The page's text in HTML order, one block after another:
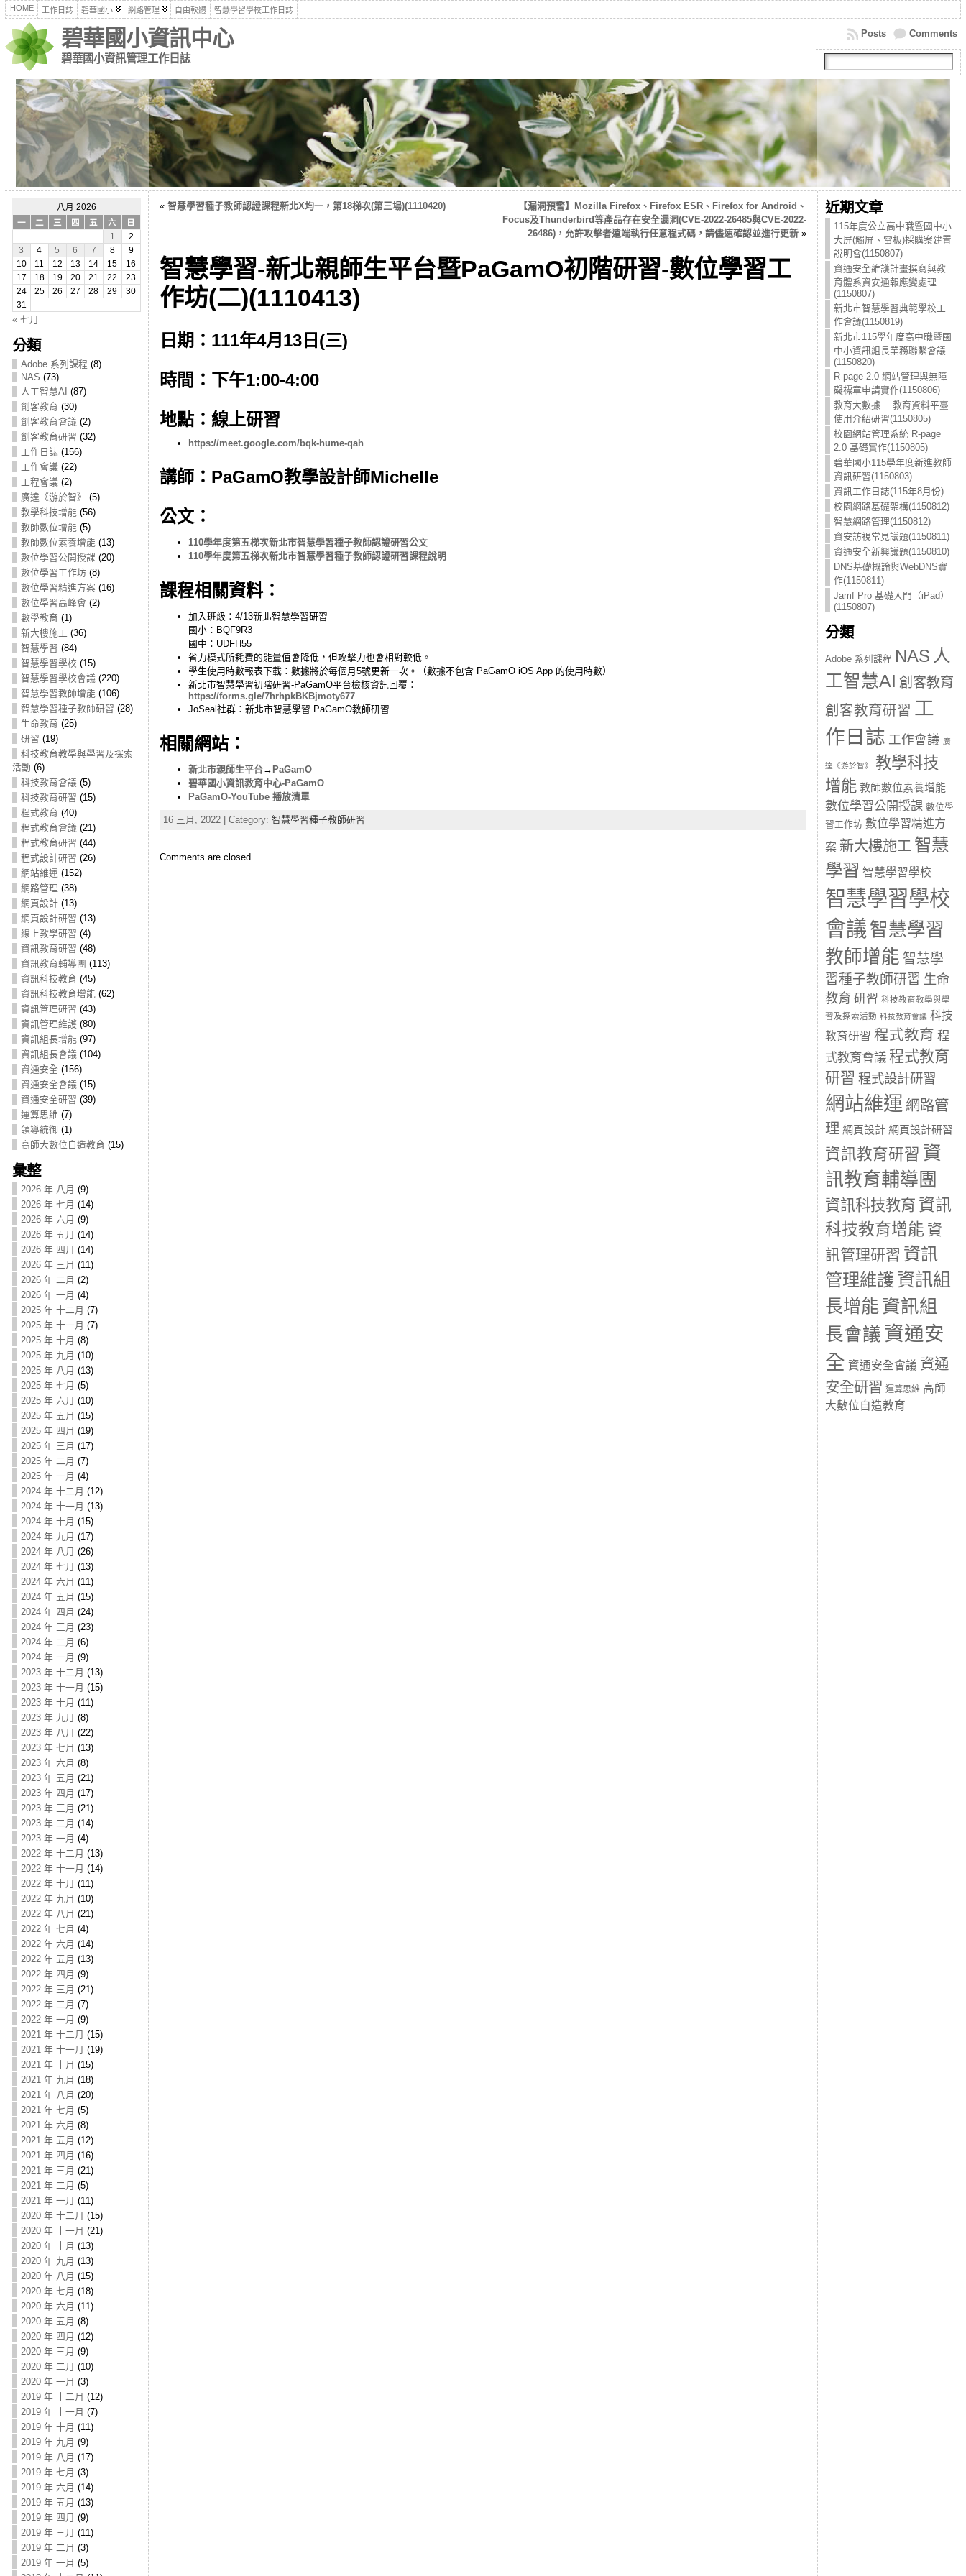
HOME 工作日誌 碧華國小 網路管理 自由軟體 智慧學習學校工作日誌
碧華國小資訊中心
碧華國小資訊管理工作日誌
Comments
Posts
八月 2026
一
二 三 四 五 六
日
1
2
3
4 5 6 7 8
9
10
11 12 13 14 15
16
17
18 19 20 21 22
23
24
25 26 27 28 29
30
31
« 七月
分類
Adobe 系列課程 (8)
NAS (73)
人工智慧AI (87)
創客教育 (30)
創客教育會議 (2)
創客教育研習 (32)
工作日誌 (156)
工作會議 (22)
工程會議 (2)
廣達《游於智》
(5)
教學科技增能(56)
教師數位增能(5)
教師數位素養增能(13)
數位學習公開授課 (20)
數位學習工作坊(8)
數位學習精進方案 (16)
數位學習高峰會 (2)
數學教育 (1)
新大樓施工 (36)
智慧學習 (84)
智慧學習學校 (15)
智慧學習學校會議 (220)
智慧學習教師增能(106)
智慧學習種子教師研習 (28)
生命教育 (25)
研習 (19)
科技教育教學與學習及探索
活動 (6)
科技教育會議 (5)
科技教育研習 (15)
程式教育 (40)
程式教育會議 (21)
程式教育研習 (44)
程式設計研習 (26)
網站維運 (152)
網路管理 (38)
網頁設計(13)
網頁設計研習 (13)
線上教學研習 (4)
資訊教育研習 (48)
資訊教育輔導團 (113)
資訊科技教育 (45)
資訊科技教育增能(62)
資訊管理研習 (43)
資訊管理維護(80)
資訊組長增能(97)
資訊組長會議 (104)
資通安全 (156)
資通安全會議 (15)
資通安全研習 (39)
運算思維 (7)
領導統御 (1)
高師大數位自造教育 (15)
彙整
2026 年 八月 (9)
2026 年 七月 (14)
2026 年 六月 (9)
2026 年 五月 (14)
2026 年 四月 (14)
2026 年 三月 (11)
2026 年 二月 (2)
2026 年 一月 (4)
2025 年 十二月 (7)
2025 年 十一月 (7)
2025 年 十月 (8)
2025 年 九月 (10)
2025 年 八月 (13)
2025 年 七月 (5)
2025 年 六月 (10)
2025 年 五月 (15)
2025 年 四月 (19)
2025 年 三月 (17)
2025 年 二月 (7)
2025 年 一月 (4)
2024 年 十二月 (12)
2024 年 十一月 (13)
2024 年 十月 (15)
2024 年 九月 (17)
2024 年 八月 (26)
2024 年 七月 (13)
2024 年 六月 (11)
2024 年 五月 (15)
2024 年 四月 (24)
2024 年 三月 (23)
2024 年 二月 (6)
2024 年 一月 (9)
2023 年 十二月 (13)
2023 年 十一月 (15)
2023 年 十月 (11)
2023 年 九月 (8)
2023 年 八月 (22)
2023 年 七月 (13)
2023 年 六月 (8)
2023 年 五月 (21)
2023 年 四月 (17)
2023 年 三月 (21)
2023 年 二月 (14)
2023 年 一月 (4)
2022 年 十二月 (13)
2022 年 十一月 (14)
2022 年 十月 (11)
2022 年 九月 (10)
2022 年 八月 (21)
2022 年 七月 (4)
2022 年 六月 (14)
2022 年 五月 (13)
2022 年 四月 (9)
2022 年 三月 (21)
2022 年 二月 (7)
2022 年 一月 (9)
2021 年 十二月 (15)
2021 年 十一月 (19)
2021 年 十月 (15)
2021 年 九月 (18)
2021 年 八月 (20)
2021 年 七月 (5)
2021 年 六月 (8)
2021 年 五月 (12)
2021 年 四月 (16)
2021 年 三月 (21)
2021 年 二月 (5)
2021 年 一月 (11)
2020 年 十二月 (15)
2020 年 十一月 (21)
2020 年 十月 (13)
2020 年 九月 (13)
2020 年 八月 (15)
2020 年 七月 (18)
2020 年 六月 (11)
2020 年 五月 (8)
2020 年 四月 (12)
2020 年 三月 (9)
2020 年 二月 (10)
2020 年 一月 (3)
2019 年 十二月 (12)
2019 年 十一月 (7)
2019 年 十月 (11)
2019 年 九月 (9)
2019 年 八月 (17)
2019 年 七月 (3)
2019 年 六月 (14)
2019 年 五月 (13)
2019 年 四月 (9)
2019 年 三月 (11)
2019 年 二月 (3)
2019 年 一月 (5)
« 智慧學習種子教師認證課程新北X均一，第18梯次(第三場)(1110420)
【漏洞預警】Mozilla Firefox、Firefox ESR、Firefox for Android、
Focus及Thunderbird等產品存在安全漏洞(CVE-2022-26485與CVE-2022-
26486)，允許攻擊者遠端執行任意程式碼，請儘速確認並進行更新»
智慧學習-新北親師生平台暨PaGamO初階研習-數位學習工
作坊(二)(1110413)
日期：111年4月13日(三)
時間：下午1:00-4:00
地點：線上研習
https://meet.google.com/bqk-hume-qah
講師：PaGamO教學設計師Michelle
公文：
110學年度第五梯次新北市智慧學習種子教師認證研習公文
110學年度第五梯次新北市智慧學習種子教師認證研習課程說明
課程相關資料：
加入班級：4/13新北智慧學習研習
國小：BQF9R3
國中：UDFH55
省力模式所耗費的能量值會降低，但攻擊力也會相對較低。
學生使用時數報表下載：數據將於每個月5號更新一次。（數據不包含 PaGamO iOS App 的使用時數）
新北市智慧學習初階研習-PaGamO平台檢核資訊回覆：
https://forms.gle/7hrhpkBKBjmoty677
JoSeal社群：新北市智慧學習 PaGamO教師研習
相關網站：
新北市親師生平台→ PaGamO
碧華國小資訊教育中心-PaGamO
PaGamO-YouTube 播放清單
16 三月, 2022 | Category: 智慧學習種子教師研習
Comments are closed.
近期文章
115年度公立高中職暨國中小
大屏(觸屏、雷板)採購案建置
說明會(1150807)
資通安全維護計畫撰寫與教
育體系資安通報應變處理
(1150807)
新北市智慧學習典範學校工
作會議(1150819)
新北市115學年度高中職暨國
中小資訊組長業務聯繫會議
(1150820)
R-page 2.0 網站管理與無障
礙標章申請實作(1150806)
教育大數據－ 教育資料平臺
使用介紹研習(1150805)
校園網站管理系統 R-page
2.0 基礎實作(1150805)
碧華國小115學年度新進教師
資訊研習(1150803)
資訊工作日誌(115年8月份)
校園網路基礎架構(1150812)
智慧網路管理(1150812)
資安訪視常見議題(1150811)
資通安全新興議題(1150810)
DNS基礎概論與WebDNS實
作(1150811)
Jamf Pro 基礎入門（iPad）
(1150807)
分類
Adobe 系列課程 NAS 人
工智慧AI 創客教育
創客教育研習 工
作日誌 工作會議 廣
達《游於智》
教學科技
增能 教師數位素養增能
數位學習公開授課 數位學
習工作坊 數位學習精進方
案 新大樓施工 智慧
學習 智慧學習學校
智慧學習學校
會議 智慧學習
教師增能 智慧學
習種子教師研習 生命
教育 研習 科技教育教學與學
習及探索活動 科技教育會議 科技
教育研習 程式教育 程
式教育會議 程式教育
研習 程式設計研習
網站維運 網路管
理 網頁設計 網頁設計研習
資訊教育研習 資
訊教育輔導團
資訊科技教育 資訊
科技教育增能 資
訊管理研習 資訊
管理維護 資訊組
長增能資訊組
長會議 資通安
全 資通安全會議 資通
安全研習 運算思維 高師
大數位自造教育